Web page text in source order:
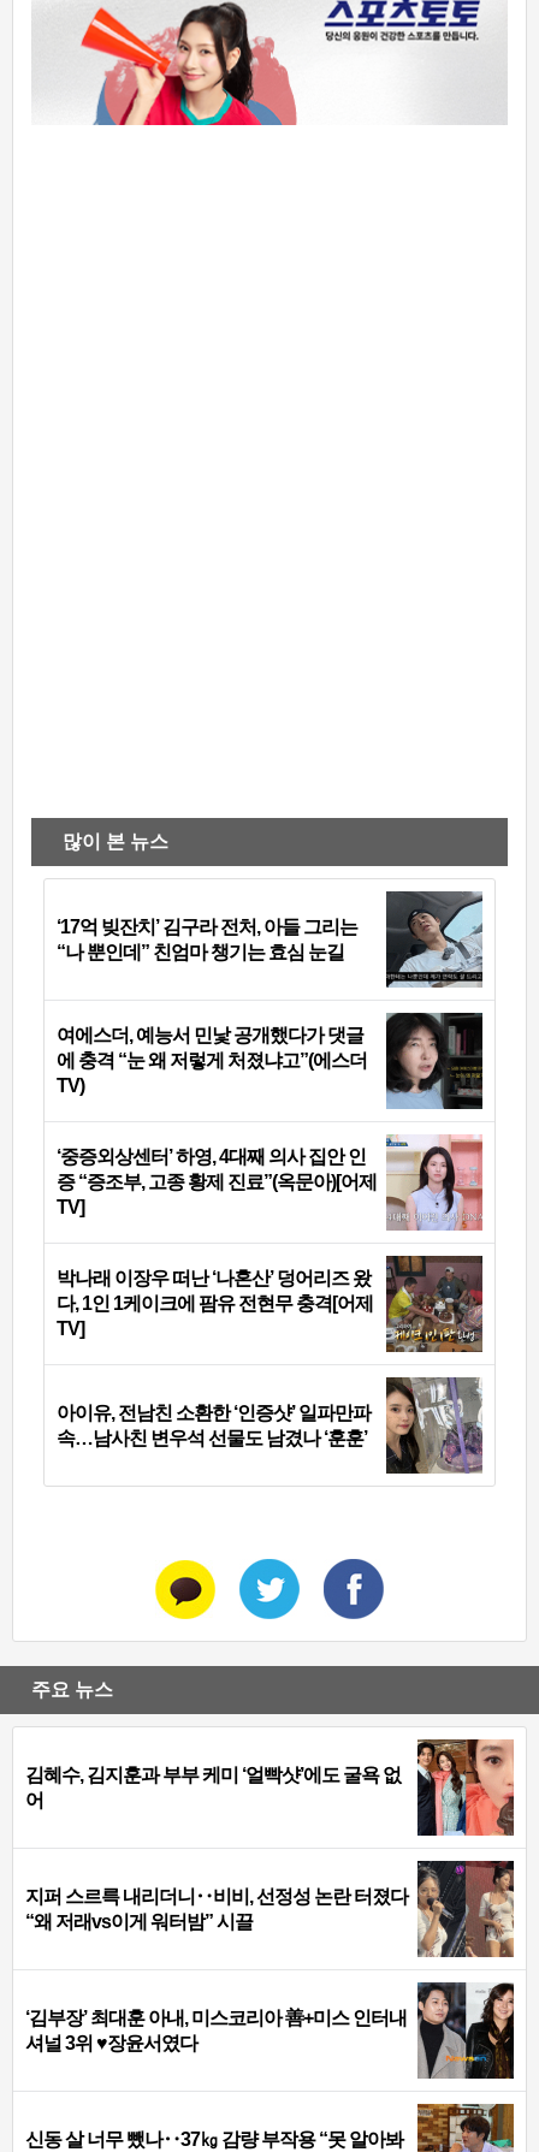
많이 본 뉴스
‘17억 빚잔치’ 김구라 전처, 아들 그리는
“나 뿐인데” 친엄마 챙기는 효심 눈길
여에스더, 예능서 민낯 공개했다가 댓글
에 충격 “눈 왜 저렇게 처졌냐고”(에스더
TV)
‘중증외상센터’ 하영, 4대째 의사 집안 인
증 “증조부, 고종 황제 진료”(옥문아)[어제
TV]
박나래 이장우 떠난 ‘나혼산’ 덩어리즈 왔
다, 1인 1케이크에 팜유 전현무 충격[어제
TV]
아이유, 전남친 소환한 ‘인증샷’ 일파만파
속…남사친 변우석 선물도 남겼나 ‘훈훈’
주요 뉴스
김혜수, 김지훈과 부부 케미 ‘얼빡샷’에도 굴욕 없
어
지퍼 스르륵 내리더니‥비비, 선정성 논란 터졌다
“왜 저래vs이게 워터밤” 시끌
‘김부장’ 최대훈 아내, 미스코리아 善+미스 인터내
셔널 3위 ♥장윤서였다
신동 살 너무 뺐나‥37㎏ 감량 부작용 “못 알아봐